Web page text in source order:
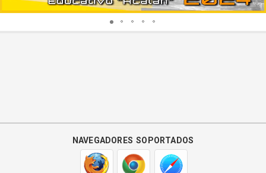
navegadores soportados